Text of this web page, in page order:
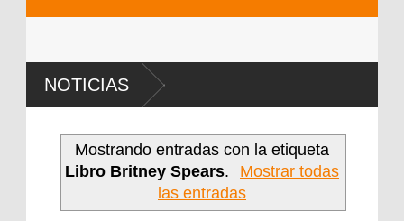
NOTICIAS
Mostrando entradas con la etiqueta
Libro Britney Spears.
Mostrar todas
las entradas